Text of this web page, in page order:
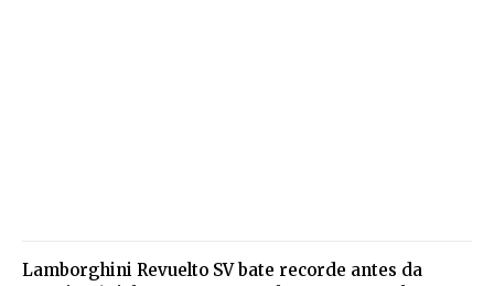
Lamborghini Revuelto SV bate recorde antes da